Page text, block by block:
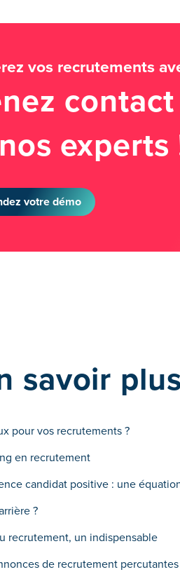
vos recrutements
contact
experts
votre démo
savoir
pour vos recrutements ?
en recrutement
candidat positive : une
?
recrutement, un indispensable
de recrutement percutantes